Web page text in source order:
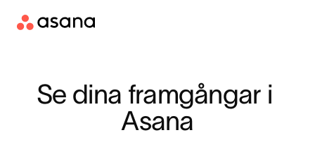
Se dina framgångar i
Asana